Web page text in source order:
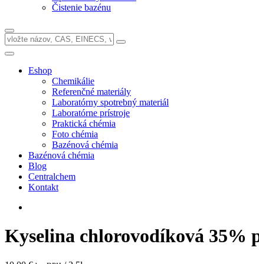
Čistenie bazénu
Eshop
Chemikálie
Referenčné materiály
Laboratórny spotrebný materiál
Laboratórne prístroje
Praktická chémia
Foto chémia
Bazénová chémia
Bazénová chémia
Blog
Centralchem
Kontakt
Kyselina chlorovodíková 35%